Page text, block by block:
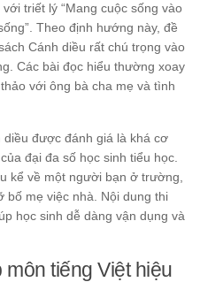
triết lý “Mang cuộc sống vào
Theo định hướng này, đề
Cánh diều rất chú trọng vào
Các bài đọc hiểu thường xoay
với ông bà cha mẹ và tình
được đánh giá là khá cơ
đại đa số học sinh tiểu học.
kể về một người bạn ở trường,
bố mẹ việc nhà. Nội dung thi
học sinh dễ dàng vận dụng và
tiếng Việt hiệu